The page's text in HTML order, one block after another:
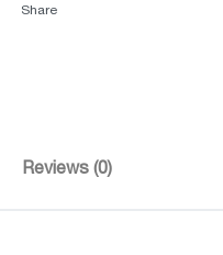
Share
Reviews (0)